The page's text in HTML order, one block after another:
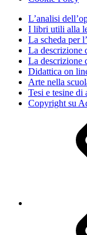
L’analisi
I libri utili alla
La scheda per
La descrizione
La descrizione
Didattica on
Arte nella
Tesi e tesine di
Copyright su